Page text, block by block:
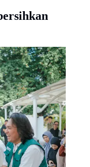
Marbot di Gerakan